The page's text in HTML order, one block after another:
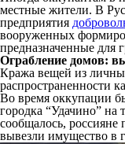
местные жители. В
предприятия
вооруженных
предназначенные для
Ограбление домов:
Кража вещей из
распространенности
Во время оккупации
городка “Удачино”
сообщалось,
вывезли имущество в